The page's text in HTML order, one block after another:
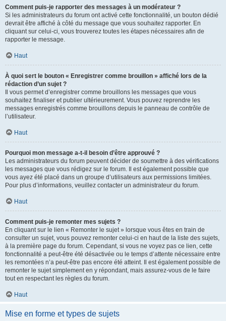
Comment puis-je rapporter des messages à un modérateur ?
Si les administrateurs du forum ont activé cette fonctionnalité, un bouton dédié
devrait être affiché à côté du message que vous souhaitez rapporter. En
cliquant sur celui-ci, vous trouverez toutes les étapes nécessaires afin de
rapporter le message.
Haut
À quoi sert le bouton « Enregistrer comme brouillon » affiché lors de la
rédaction d’un sujet ?
Il vous permet d’enregistrer comme brouillons les messages que vous
souhaitez finaliser et publier ultérieurement. Vous pouvez reprendre les
messages enregistrés comme brouillons depuis le panneau de contrôle de
l’utilisateur.
Haut
Pourquoi mon message a-t-il besoin d’être approuvé ?
Les administrateurs du forum peuvent décider de soumettre à des vérifications
les messages que vous rédigez sur le forum. Il est également possible que
vous ayez été placé dans un groupe d’utilisateurs aux permissions limitées.
Pour plus d’informations, veuillez contacter un administrateur du forum.
Haut
Comment puis-je remonter mes sujets ?
En cliquant sur le lien « Remonter le sujet » lorsque vous êtes en train de
consulter un sujet, vous pouvez remonter celui-ci en haut de la liste des sujets,
à la première page du forum. Cependant, si vous ne voyez pas ce lien, cette
fonctionnalité a peut-être été désactivée ou le temps d’attente nécessaire entre
les remontées n’a peut-être pas encore été atteint. Il est également possible de
remonter le sujet simplement en y répondant, mais assurez-vous de le faire
tout en respectant les règles du forum.
Haut
Mise en forme et types de sujets